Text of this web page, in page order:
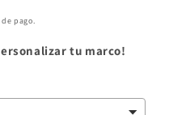
pago.
tu marco!